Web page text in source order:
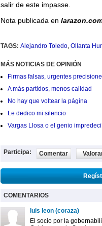
salir de este impasse.
Nota publicada en
TAGS: Alejandro Toledo, Ollanta
MÁS NOTICIAS DE OPINIÓN
Firmas falsas, urgentes
A más partidos, menos calidad
No hay que voltear la página
Le dedico mi silencio
Vargas Llosa o el genio
Participa: Comentar
COMENTARIOS
luis leon (coraza)
El socio por la